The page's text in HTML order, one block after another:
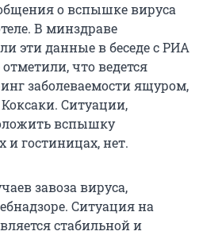
о вспышке вируса
В минздраве
эти данные в беседе с РИА
что ведется
заболеваемости ящуром,
Ситуации,
вспышку
и гостиницах, нет.
завоза вируса,
Ситуация на
стабильной и